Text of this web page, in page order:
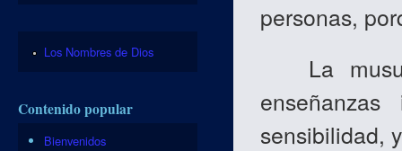
personas,
La
sensibilidad,
Los Nombres de Dios
Contenido popular
Bienvenidos